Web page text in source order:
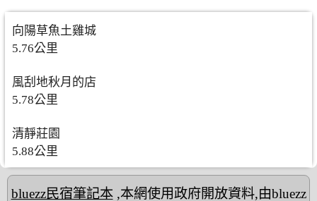
向陽草魚土雞城
5.76公里
風刮地秋月的店
5.78公里
清靜莊園
5.88公里
bluezz民宿筆記本,本網使用政府開放資料,由bluezz